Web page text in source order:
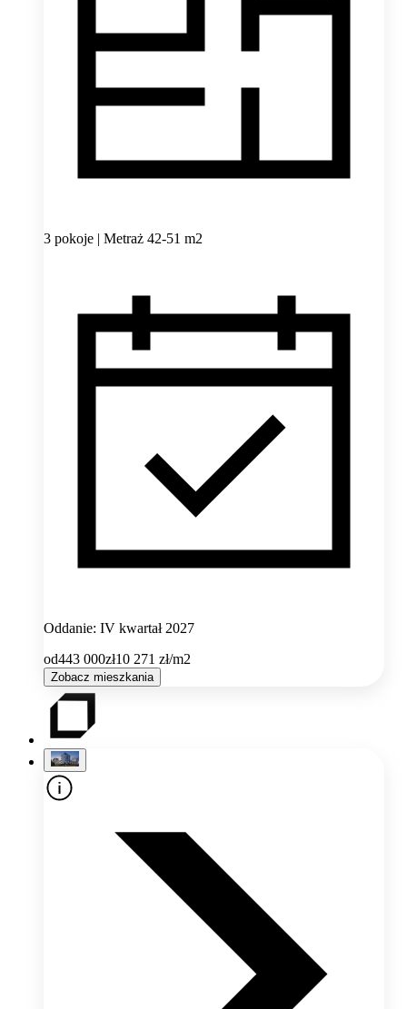
3 pokoje | Metraż 42-51 m2
Oddanie: IV kwartał 2027
od443 000zł10 271 zł/m2
Zobacz mieszkania